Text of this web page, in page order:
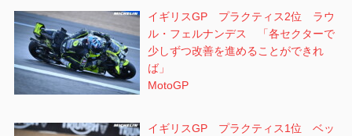
イギリスGP プラクティス2位 ラウ
ル・フェルナンデス 「各セクターで
少しずつ改善を進めることができれ
ば」
MotoGP
イギリスGP プラクティス1位 ベッ